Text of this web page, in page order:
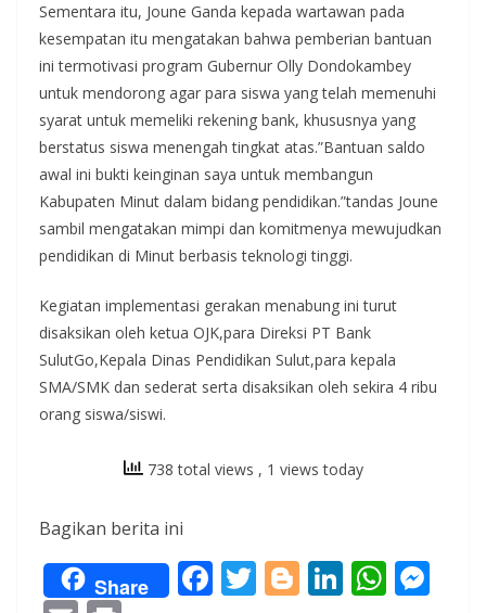
Sementara itu, Joune Ganda kepada wartawan pada
kesempatan itu mengatakan bahwa pemberian bantuan
ini termotivasi program Gubernur Olly Dondokambey
untuk mendorong agar para siswa yang telah memenuhi
syarat untuk memeliki rekening bank, khususnya yang
berstatus siswa menengah tingkat atas.”Bantuan saldo
awal ini bukti keinginan saya untuk membangun
Kabupaten Minut dalam bidang pendidikan.”tandas Joune
sambil mengatakan mimpi dan komitmenya mewujudkan
pendidikan di Minut berbasis teknologi tinggi.
Kegiatan implementasi gerakan menabung ini turut
disaksikan oleh ketua OJK,para Direksi PT Bank
SulutGo,Kepala Dinas Pendidikan Sulut,para kepala
SMA/SMK dan sederat serta disaksikan oleh sekira 4 ribu
orang siswa/siswi.
738 total views , 1 views today
Bagikan berita ini
Share F T Bl Li W